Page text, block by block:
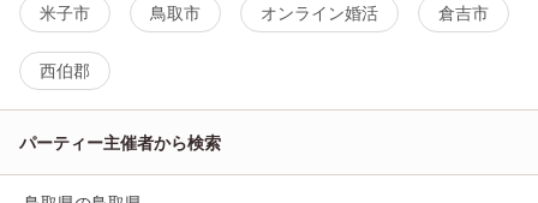
米子市 鳥取市 オンライン婚活 倉吉市
西伯郡
パーティー主催者から検索